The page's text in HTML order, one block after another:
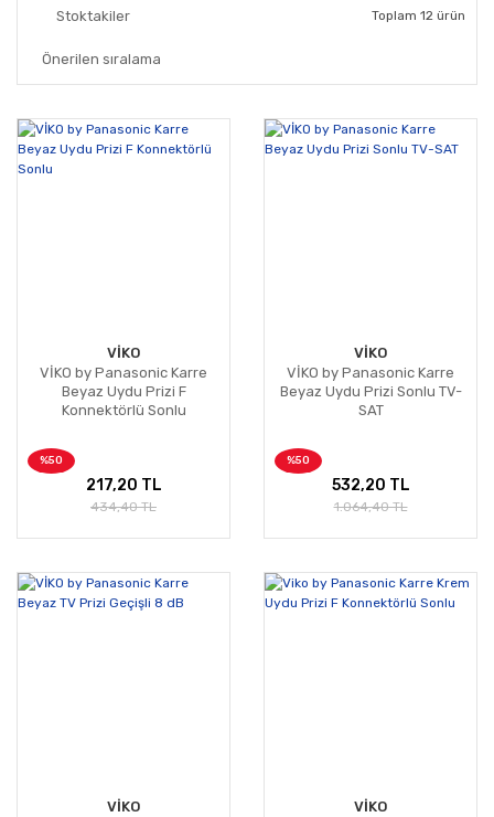
Stoktakiler Toplam 12 ürün
VİKO
VİKO by Panasonic Karre
Beyaz Uydu Prizi F
Konnektörlü Sonlu
%50
217,20 TL
434,40 TL
VİKO
VİKO by Panasonic Karre
Beyaz Uydu Prizi Sonlu TV-
SAT
%50
532,20 TL
1.064,40 TL
VİKO
VİKO